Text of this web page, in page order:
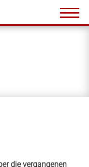
die vergangenen